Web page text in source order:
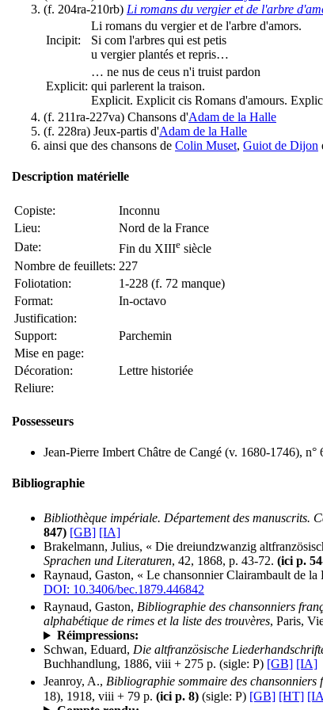
(f. 204ra-210rb) Li romans du vergier et de l'arbre
Incipit:
Li romans du vergier et de l'arbre d'amors.
Si com l'arbres qui est petis
u vergier plantés et repris…
Explicit:
… ne nus de ceus n'i truist pardon
qui parlerent la traison.
Explicit. Explicit cis Romans d'amours.
(f. 211ra-227va) Chansons d'Adam de la Halle
(f. 228ra) Jeux-partis d'Adam de la Halle
ainsi que des chansons de Colin Muset, Guiot de Dijon
Description matérielle
Copiste:
Inconnu
Lieu:
Nord de la France
Date:
Fin du XIIIe siècle
Nombre de feuillets: 227
Foliotation:
1-228 (f. 72 manque)
Format:
In-octavo
Justification:
Support:
Parchemin
Mise en page:
Décoration:
Lettre historiée
Reliure:
Possesseurs
Jean-Pierre Imbert Châtre de Cangé (v. 1680-1746), n°
Bibliographie
Bibliothèque impériale. Département des manuscrits.
847) [GB] [IA]
Brakelmann, Julius, « Die dreiundzwanzig
Sprachen und Literaturen, 42, 1868, p. 43-72. (ici p.
Raynaud, Gaston, « Le chansonnier Clairambault de
DOI: 10.3406/bec.1879.446842
Raynaud, Gaston, Bibliographie des chansonniers
alphabétique de rimes et la liste des trouvères, Paris,
Réimpressions:
Schwan, Eduard, Die altfranzösische
Buchhandlung, 1886, viii + 275 p. (sigle: P) [GB] [IA]
Jeanroy, A., Bibliographie sommaire des
18), 1918, viii + 79 p. (ici p. 8) (sigle: P) [GB] [HT]